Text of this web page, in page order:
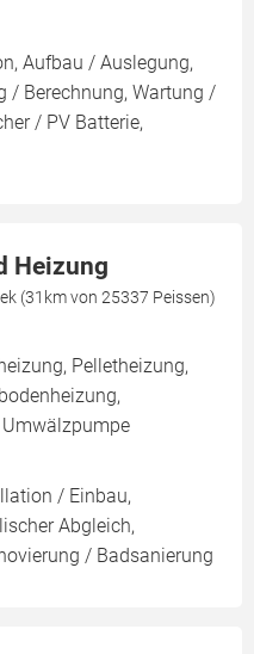
Aufbau / Auslegung,
/ Berechnung, Wartung /
/ PV Batterie,
Heizung
(31km von 25337 Peissen)
Pelletheizung,
Umwälzpumpe
/ Einbau,
Abgleich,
/ Badsanierung